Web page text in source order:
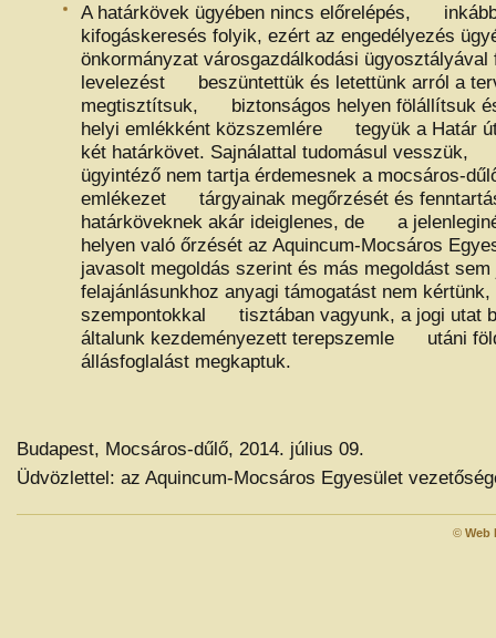
A határkövek ügyében nincs előrelépés,
kifogáskeresés folyik, ezért az engedélyezés
önkormányzat városgazdálkodási ügyosztályával
levelezést beszüntettük és letettünk arról a
megtisztítsuk, biztonságos helyen fölállítsuk
helyi emlékként közszemlére tegyük a Határ
két határkövet. Sajnálattal tudomásul
ügyintéző nem tartja érdemesnek a mocsáros-
emlékezet tárgyainak megőrzését és
határköveknek akár ideiglenes, de a
helyen való őrzését az Aquincum-Mocsáros
javasolt megoldás szerint és más megoldást
felajánlásunkhoz anyagi támogatást nem
szempontokkal tisztában vagyunk, a jogi utat
általunk kezdeményezett terepszemle utáni
állásfoglalást megkaptuk.
Budapest, Mocsáros-dűlő, 2014. július 09.
Üdvözlettel: az Aquincum-Mocsáros Egyesület
©Web